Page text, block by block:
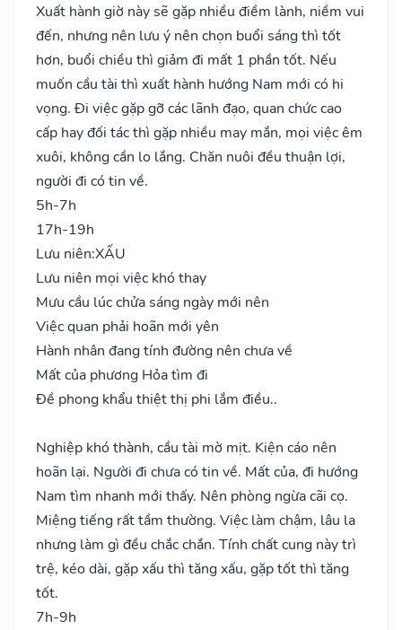
Xuất hành giờ này sẽ gặp nhiều điềm lành, niềm vui
đến, nhưng nên lưu ý nên chọn buổi sáng thì tốt
hơn, buổi chiều thì giảm đi mất 1 phần tốt. Nếu
muốn cầu tài thì xuất hành hướng Nam mới có hi
vọng. Đi việc gặp gỡ các lãnh đạo, quan chức cao
cấp hay đối tác thì gặp nhiều may mắn, mọi việc êm
xuôi, không cần lo lắng. Chăn nuôi đều thuận lợi,
người đi có tin về.
5h-7h
17h-19h
Lưu niên:XẤU
Lưu niên mọi việc khó thay
Mưu cầu lúc chửa sáng ngày mới nên
Việc quan phải hoãn mới yên
Hành nhân đang tính đường nên chưa về
Mất của phương Hỏa tìm đi
Đề phong khẩu thiệt thị phi lắm điều..
Nghiệp khó thành, cầu tài mờ mịt. Kiện cáo nên
hoãn lại. Người đi chưa có tin về. Mất của, đi hướng
Nam tìm nhanh mới thấy. Nên phòng ngừa cãi cọ.
Miệng tiếng rất tầm thường. Việc làm chậm, lâu la
nhưng làm gì đều chắc chắn. Tính chất cung này trì
trệ, kéo dài, gặp xấu thì tăng xấu, gặp tốt thì tăng
tốt.
7h-9h